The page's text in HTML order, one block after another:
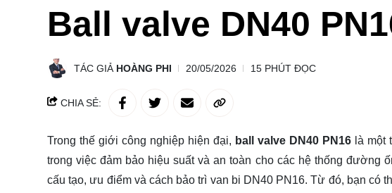
Ball valve DN40
TÁC GIẢ HOÀNG PHI 20/05/2026 15 PHÚT ĐỌC
CHIA SẺ:
Trong thế giới công nghiệp hiện đại, ball valve DN40 PN16là một
trong việc đảm bảo hiệu suất và an toàn cho các hệ thống đường
cấu tạo, ưu điểm và cách bảo trì van bi DN40 PN16. Từ đó, bạn có